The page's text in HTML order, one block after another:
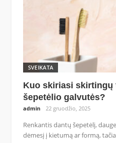
SVEIKATA
Kuo skiriasi skirtingų
šepetėlio galvutės?
admin 22 gruodžio, 2025
Renkantis dantų šepetėlį,
dėmesį į kietumą ar formą,